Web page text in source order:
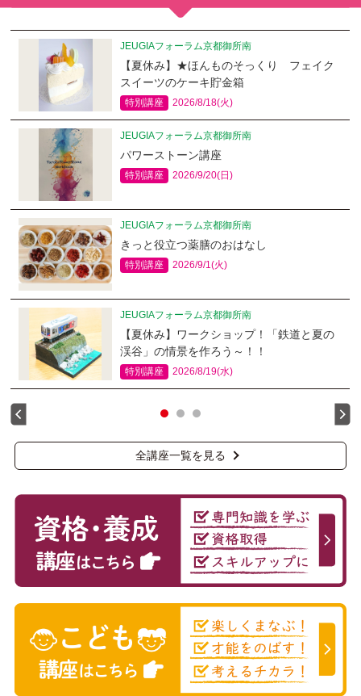
JEUGIAフォーラム京都御所南
【夏休み】★ほんものそっくり フェイク
スイーツのケーキ貯金箱
特別講座 2026/8/18(火)
JEUGIAフォーラム京都御所南
パワーストーン講座
特別講座 2026/9/20(日)
JEUGIAフォーラム京都御所南
きっと役立つ薬膳のおはなし
特別講座 2026/9/1(火)
JEUGIAフォーラム京都御所南
【夏休み】ワークショップ！「鉄道と夏の
渓谷」の情景を作ろう～！！
特別講座 2026/8/19(水)
全講座一覧を見る